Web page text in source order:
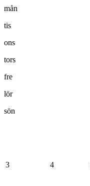
mån
tis
ons
tors
fre
lör
sön
3 4